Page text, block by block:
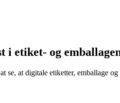
i etiket- og
se, at digitale etiketter, emballage